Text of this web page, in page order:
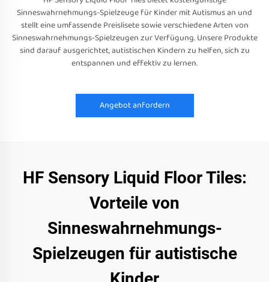
Sinneswahrnehmungs-Spielzeuge für Kinder mit Autismus an und
stellt eine umfassende Preislisete sowie verschiedene Arten von
Sinneswahrnehmungs-Spielzeugen zur Verfügung. Unsere Produkte
sind darauf ausgerichtet, autistischen Kindern zu helfen, sich zu
entspannen und effektiv zu lernen.
Angebot anfordern
HF Sensory Liquid Floor Tiles:
Vorteile von
Sinneswahrnehmungs-
Spielzeugen für autistische